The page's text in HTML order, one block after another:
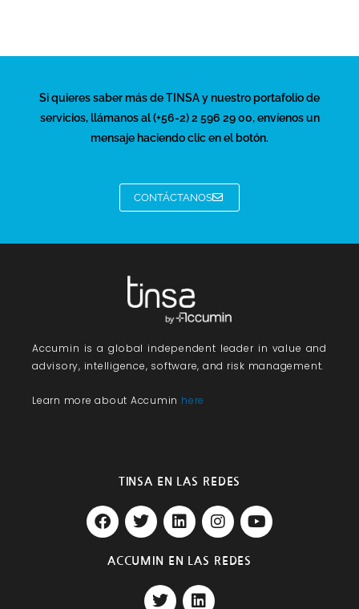
Si quieres saber más de TINSA y nuestro portafolio de
servicios, llámanos al (+56-2) 2 596 29 00, envíenos un
mensaje haciendo clic en el botón.
CONTÁCTANOS
Accumin is a global independent leader in value and
advisory, intelligence, software, and risk management.
Learn more about Accumin here
TINSA EN LAS REDES
F
a
e
T
w
t
e
L
i
k
d
I
n
t
Y
o
ACCUMIN EN LAS REDES
T
L